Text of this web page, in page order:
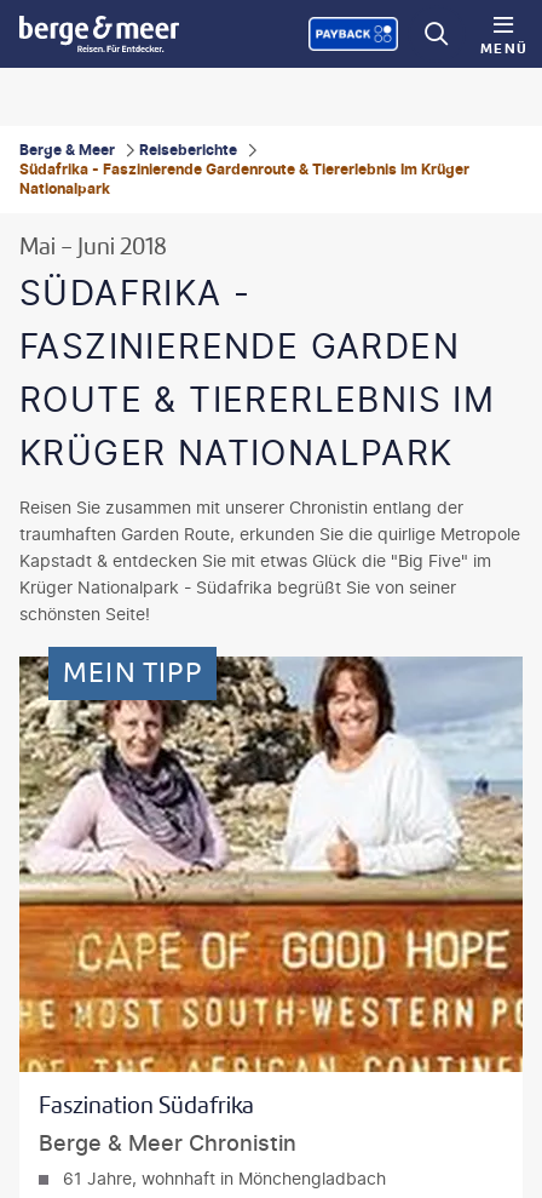
MENÜ
Berge & Meer
Reiseberichte
Südafrika - Faszinierende Gardenroute & Tiererlebnis Im Krüger
Nationalpark
Mai - Juni 2018
SÜDAFRIKA -
FASZINIERENDE GARDEN
ROUTE & TIERERLEBNIS IM
KRÜGER NATIONALPARK
Reisen Sie zusammen mit unserer Chronistin entlang der
traumhaften Garden Route, erkunden Sie die quirlige Metropole
Kapstadt & entdecken Sie mit etwas Glück die "Big Five" im
Krüger Nationalpark - Südafrika begrüßt Sie von seiner
schönsten Seite!
MEIN TIPP
Faszination Südafrika
Berge & Meer Chronistin
61 Jahre, wohnhaft in Mönchengladbach